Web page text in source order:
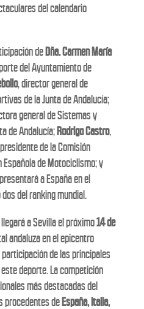
del calendario
deDña. Carmen María
del Ayuntamiento de
, director general de
de la Junta de Andalucía;
general de Sistemas y
de Andalucía;Rodrigo Castro,
de la Comisión
Española de Motociclismo; y
a España en el
del ranking mundial.
a Sevilla el próximo14 de
andaluza en el epicentro
de las principales
deporte. La competición
más destacadas del
procedentes deEspaña, Italia,